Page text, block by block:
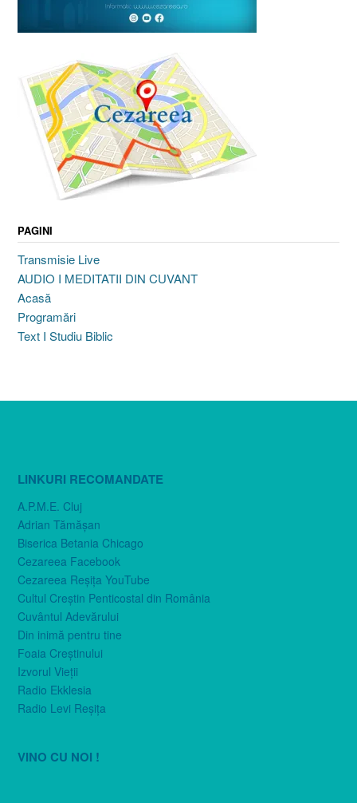
PAGINI
Transmisie Live
AUDIO I MEDITATII DIN CUVANT
Acasă
Programări
Text I Studiu Biblic
LINKURI RECOMANDATE
A.P.M.E. Cluj
Adrian Tămăşan
Biserica Betania Chicago
Cezareea Facebook
Cezareea Reşiţa YouTube
Cultul Creştin Penticostal din România
Cuvântul Adevărului
Din inimă pentru tine
Foaia Creştinului
Izvorul Vieţii
Radio Ekklesia
Radio Levi Reşiţa
VINO CU NOI !